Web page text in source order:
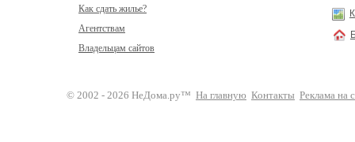
Как сдать жилье?
Агентствам
Владельцам сайтов
© 2002 - 2026 НеДома.ру™ На главную Контакты Реклама на